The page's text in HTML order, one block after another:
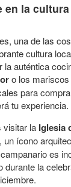
en la
una de las
cultura
la auténtica
o los
para
tu experiencia.
visitar la Iglesia
, un ícono
es
durante la